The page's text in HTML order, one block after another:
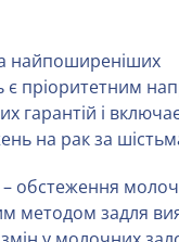
найпоширеніших
є пріоритетним
гарантій і
на рак за
– обстеження
методом задля